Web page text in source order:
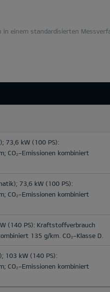
in einem standardisierten
73,6 kW (100 PS):
CO₂-Emissionen kombiniert
73,6 kW (100 PS):
CO₂-Emissionen kombiniert
(140 PS): Kraftstoffverbrauch
135 g/km. CO₂-Klasse D.
103 kW (140 PS):
CO₂-Emissionen kombiniert